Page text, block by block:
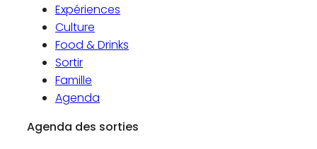
Expériences
Culture
Food & Drinks
Sortir
Famille
Agenda
Agenda des sorties